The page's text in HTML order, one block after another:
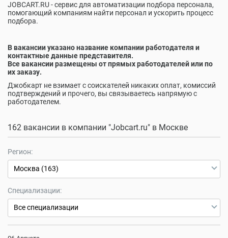
JOBCART.RU - сервис для автоматизации подбора персонала,
помогающий компаниям найти персонал и ускорить процесс
подбора.
В вакансии указано название компании работодателя и
контактные данные представителя.
Все вакансии размещены от прямых работодателей или по
их заказу.
Джобкарт не взимает с соискателей никаких оплат, комиссий
подтверждений и прочего, вы связываетесь напрямую с
работодателем.
162 вакансии в компании "Jobcart.ru" в Москве
Регион:
Москва (163)
Специализации:
Все специализации